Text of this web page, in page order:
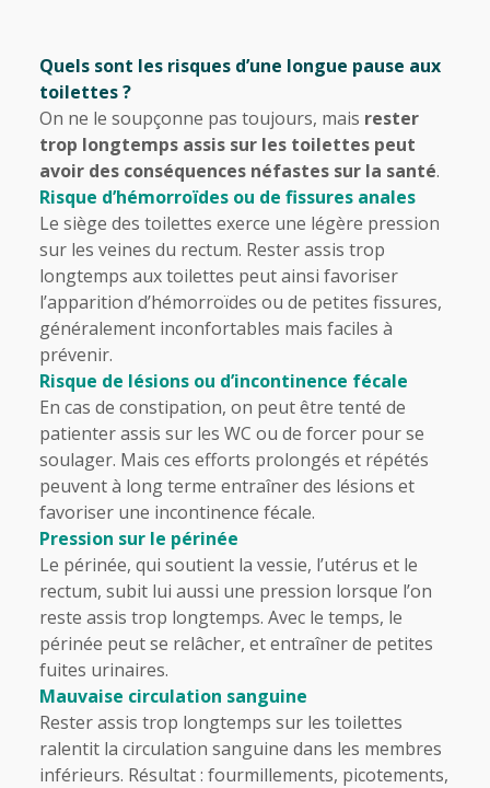
Quels sont les risques d’une longue pause aux
toilettes ?
On ne le soupçonne pas toujours, mais rester
trop longtemps assis sur les toilettes peut
avoir des conséquences néfastes sur la santé.
Risque d’hémorroïdes ou de fissures anales
Le siège des toilettes exerce une légère pression
sur les veines du rectum. Rester assis trop
longtemps aux toilettes peut ainsi favoriser
l’apparition d’hémorroïdes ou de petites fissures,
généralement inconfortables mais faciles à
prévenir.
Risque de lésions ou d’incontinence fécale
En cas de constipation, on peut être tenté de
patienter assis sur les WC ou de forcer pour se
soulager. Mais ces efforts prolongés et répétés
peuvent à long terme entraîner des lésions et
favoriser une incontinence fécale.
Pression sur le périnée
Le périnée, qui soutient la vessie, l’utérus et le
rectum, subit lui aussi une pression lorsque l’on
reste assis trop longtemps. Avec le temps, le
périnée peut se relâcher, et entraîner de petites
fuites urinaires.
Mauvaise circulation sanguine
Rester assis trop longtemps sur les toilettes
ralentit la circulation sanguine dans les membres
inférieurs. Résultat : fourmillements, picotements,